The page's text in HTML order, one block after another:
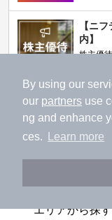
By using our
our partners use
ng and enhance
ces.
Learn more
【ニ
内】
株主優
温泉TOP 関東 神奈
温浴施設を探す
エリアから探す